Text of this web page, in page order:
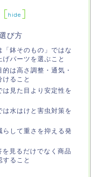
[hide ]
び方
「鉢そのもの」ではな
げパーツを選ぶこと
は高さ調整・通気・
ること
は見た目より安定性を
は水はけと害虫対策を
らして重さを抑える発
を見るだけでなく商品
ること